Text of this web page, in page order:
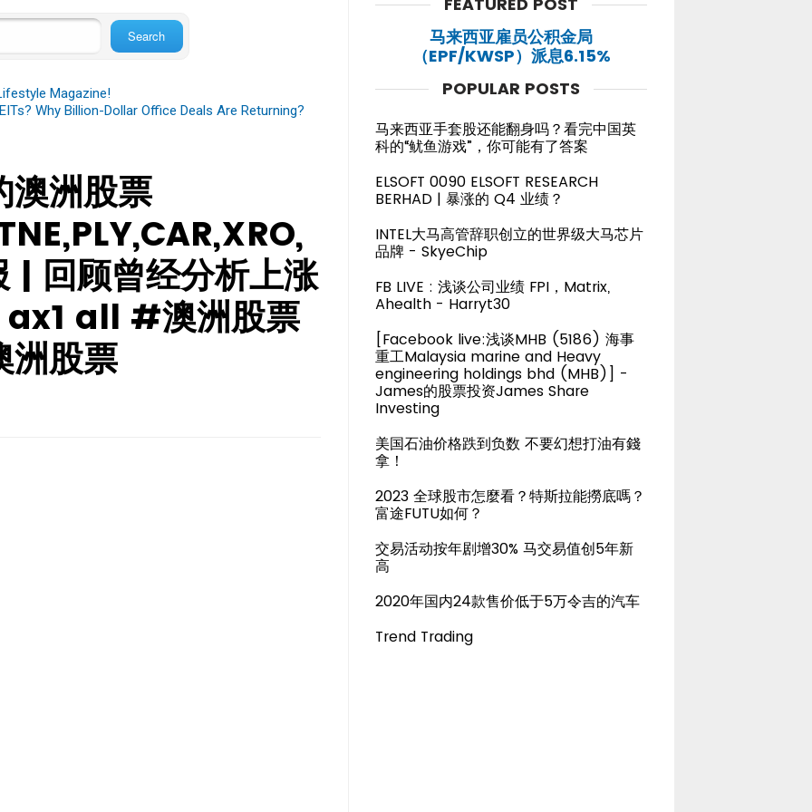
Magazine!
Why Billion-Dollar Office Deals Are Returning?
澳洲股票
| 回顾曾经分析上涨
all #澳洲股票
股票
马来西亚雇员公积金局
（EPF/KWSP）派息6.15%
POPULAR POSTS
马来西亚手套股还能翻身吗？看完中国英
科的“鱿鱼游戏”，你可能有了答案
ELSOFT 0090 ELSOFT RESEARCH
BERHAD | 暴涨的 Q4 业绩？
INTEL大马高管辞职创立的世界级大马芯片
品牌 - SkyeChip
FB LIVE : 浅谈公司业绩 FPI，Matrix,
Ahealth - Harryt30
[Facebook live:浅谈MHB (5186) 海事
重工Malaysia marine and Heavy
engineering holdings bhd (MHB)] -
James的股票投资James Share
Investing
美国石油价格跌到负数 不要幻想打油有錢
拿！
2023 全球股市怎麼看？特斯拉能撈底嗎？
富途FUTU如何？
交易活动按年剧增30% 马交易值创5年新
高
2020年国内24款售价低于5万令吉的汽车
Trend Trading